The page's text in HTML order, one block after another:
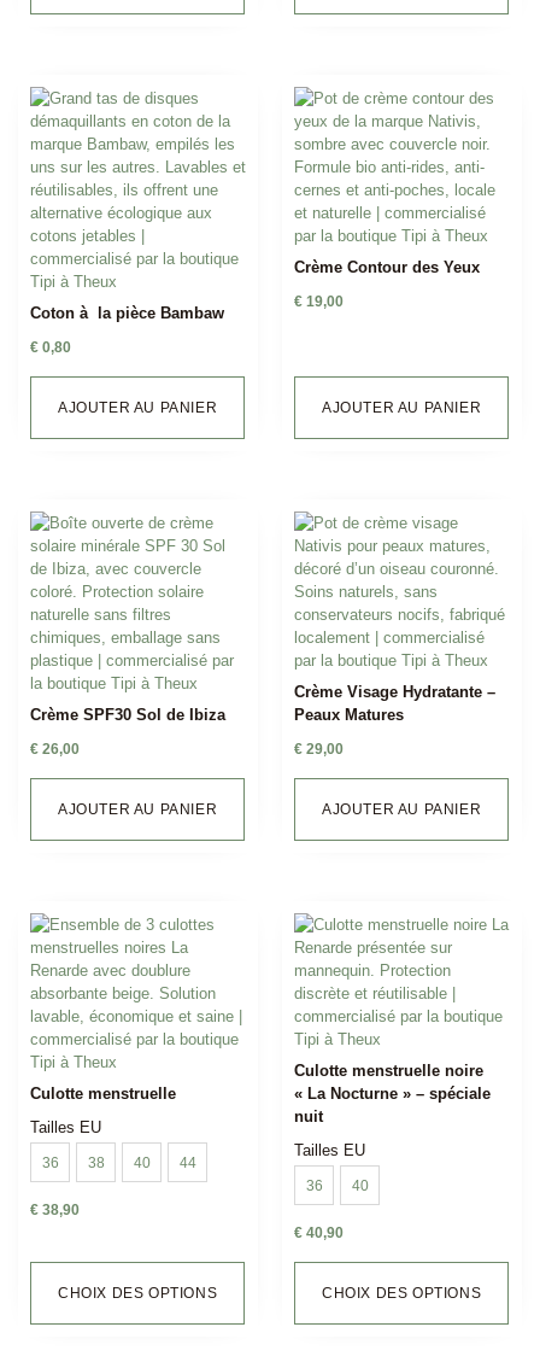
Coton à la pièce Bambaw
€ 0,80
AJOUTER AU PANIER
Crème Contour des Yeux
€ 19,00
AJOUTER AU PANIER
Crème SPF30 Sol de Ibiza
€ 26,00
AJOUTER AU PANIER
Crème Visage Hydratante –
Peaux Matures
€ 29,00
AJOUTER AU PANIER
Culotte menstruelle
Tailles EU
36 38 40 44
€ 38,90
CHOIX DES OPTIONS
Culotte menstruelle noire
« La Nocturne » – spéciale
nuit
Tailles EU
36 40
€ 40,90
CHOIX DES OPTIONS